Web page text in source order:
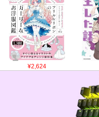
¥2,624